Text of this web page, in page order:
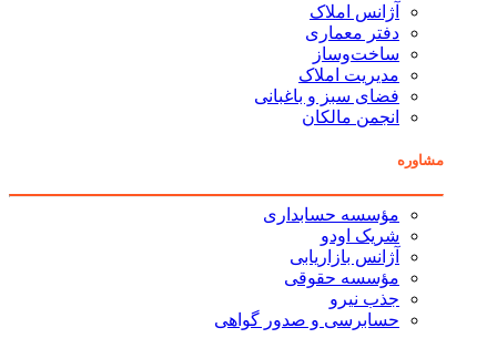
آژانس املاک
دفتر معماری
ساخت‌وساز
مدیریت املاک
فضای سبز و باغبانی
انجمن مالکان
مشاوره
مؤسسه حسابداری
شریک اودو
آژانس بازاریابی
مؤسسه حقوقی
جذب نیرو
حسابرسی و صدور گواهی